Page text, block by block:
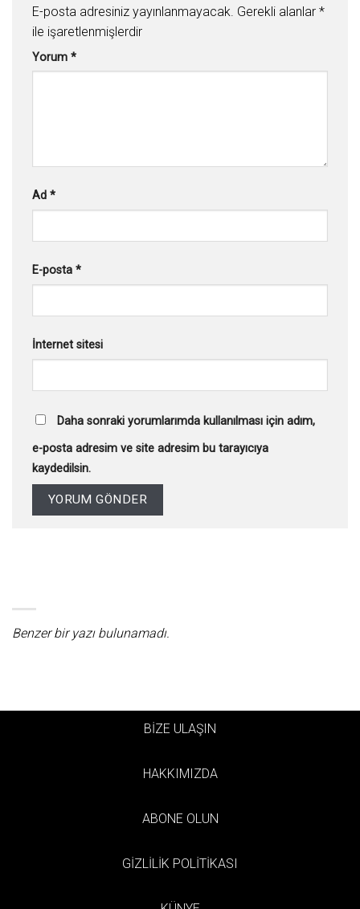
E-posta adresiniz yayınlanmayacak. Gerekli alanlar *
ile işaretlenmişlerdir
Yorum *
Ad *
E-posta *
İnternet sitesi
Daha sonraki yorumlarımda kullanılması için adım,
e-posta adresim ve site adresim bu tarayıcıya
kaydedilsin.
Benzer bir yazı bulunamadı.
BİZE ULAŞIN
HAKKIMIZDA
ABONE OLUN
GİZLİLİK POLİTİKASI